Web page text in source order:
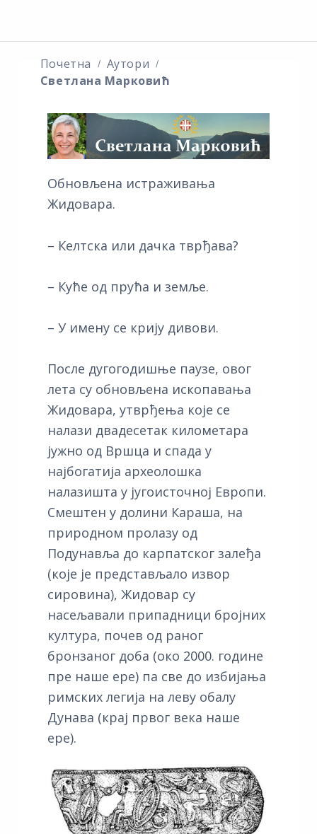
Почетна
Аутори
Светлана Марковић
Обновљена истраживања
Жидовара.
– Келтска или дачка тврђава?
– Куће од прућа и земље.
– У имену се крију дивови.
После дугогодишње паузе, овог
лета су обновљена ископавања
Жидовара, утврђења које се
налази двадесетак километара
јужно од Вршца и спада у
најбогатија археолошка
налазишта у југоисточној Европи.
Смештен у долини Караша, на
природном пролазу од
Подунавља до карпатског залеђа
(које је представљало извор
сировина), Жидовар су
насељавали припадници бројних
култура, почев од раног
бронзаног доба (око 2000. године
пре наше ере) па све до избијања
римских легија на леву обалу
Дунава (крај првог века наше
ере).